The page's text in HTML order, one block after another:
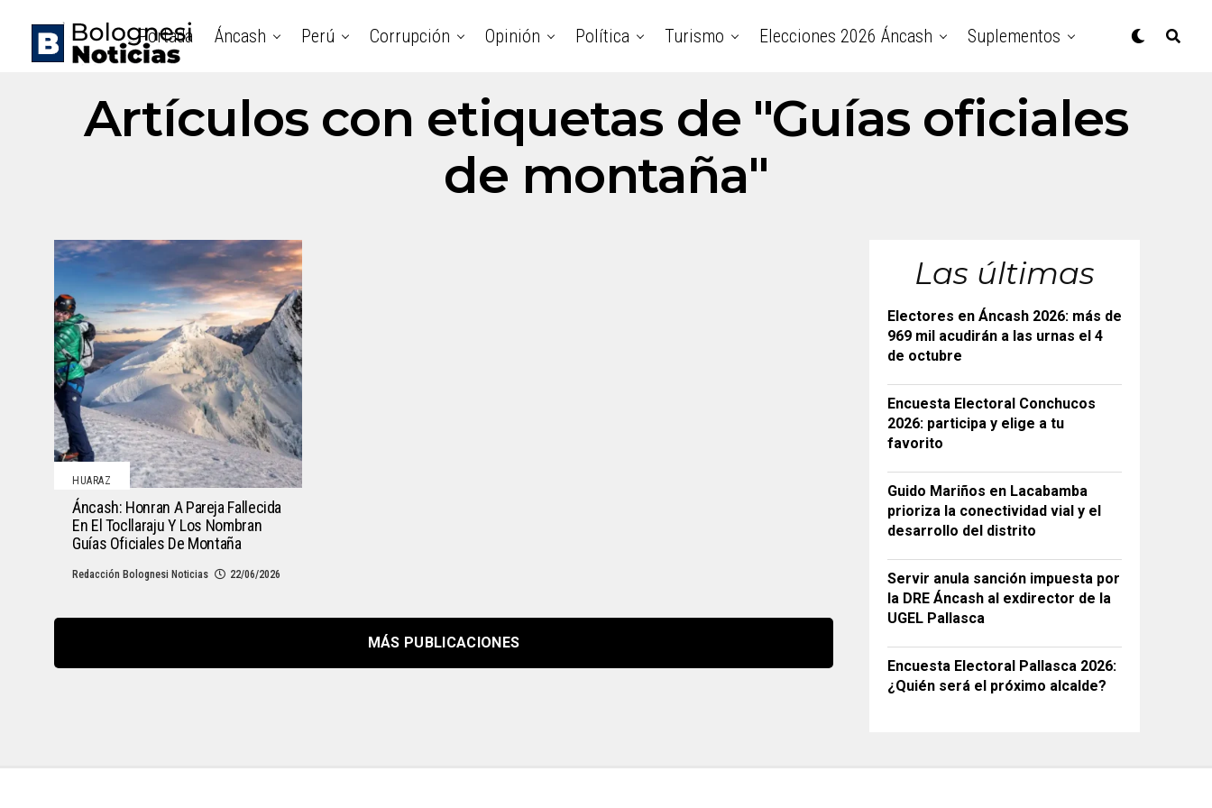
Portada Áncash Perú Corrupción Opinión Política Turismo Elecciones 2026 Áncash Suplementos
Artículos con etiquetas de "Guías oficiales
de montaña"
HUARAZ
Áncash: Honran A Pareja Fallecida
En El Tocllaraju Y Los Nombran
Guías Oficiales De Montaña
Redacción Bolognesi Noticias 22/06/2026
MÁS PUBLICACIONES
Las últimas
Electores en Áncash 2026: más de
969 mil acudirán a las urnas el 4
de octubre
Encuesta Electoral Conchucos
2026: participa y elige a tu
favorito
Guido Mariños en Lacabamba
prioriza la conectividad vial y el
desarrollo del distrito
Servir anula sanción impuesta por
la DRE Áncash al exdirector de la
UGEL Pallasca
Encuesta Electoral Pallasca 2026:
¿Quién será el próximo alcalde?